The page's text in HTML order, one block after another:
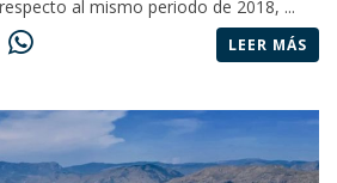
al mismo periodo de 2018, ...
LEER MÁS